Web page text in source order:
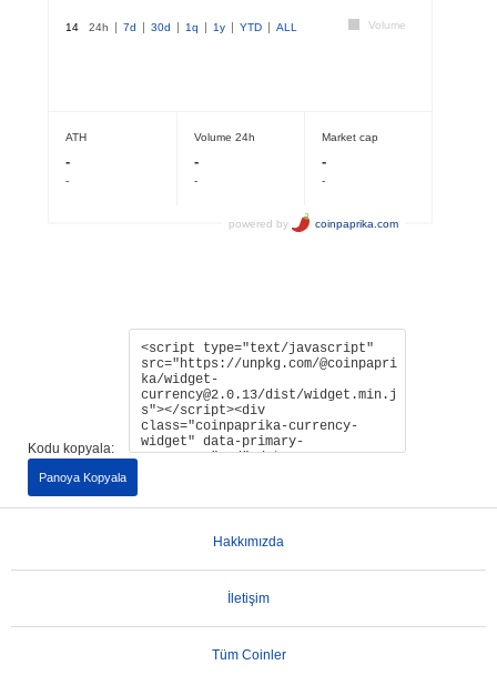
Kodu kopyala:
Panoya Kopyala
Hakkımızda
İletişim
Tüm Coinler